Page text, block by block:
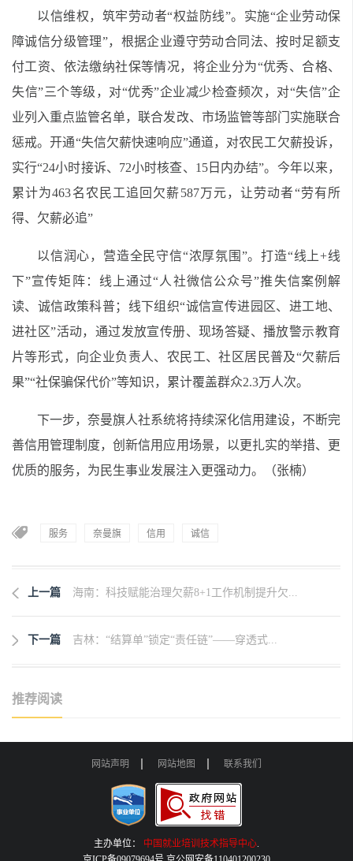
以信维权，筑牢劳动者“权益防线”。实施“企业劳动保
障诚信分级管理”，根据企业遵守劳动合同法、按时足额支
付工资、依法缴纳社保等情况，将企业分为“优秀、合格、
失信”三个等级，对“优秀”企业减少检查频次，对“失信”企
业列入重点监管名单，联合发改、市场监管等部门实施联合
惩戒。开通“失信欠薪快速响应”通道，对农民工欠薪投诉，
实行“24小时接诉、72小时核查、15日内办结”。今年以来，
累计为463名农民工追回欠薪587万元，让劳动者“劳有所
得、欠薪必追”
以信润心，营造全民守信“浓厚氛围”。打造“线上+线
下”宣传矩阵：线上通过“人社微信公众号”推失信案例解
读、诚信政策科普；线下组织“诚信宣传进园区、进工地、
进社区”活动，通过发放宣传册、现场答疑、播放警示教育
片等形式，向企业负责人、农民工、社区居民普及“欠薪后
果”“社保骗保代价”等知识，累计覆盖群众2.3万人次。
下一步，奈曼旗人社系统将持续深化信用建设，不断完
善信用管理制度，创新信用应用场景，以更扎实的举措、更
优质的服务，为民生事业发展注入更强动力。（张楠）
服务 奈曼旗 信用 诚信
上一篇 海南：科技赋能治理欠薪8+1工作机制提升欠...
下一篇 吉林：“结算单”锁定“责任链”——穿透式...
推荐阅读
网站声明 网站地图 联系我们
主办单位： 中国就业培训技术指导中心.